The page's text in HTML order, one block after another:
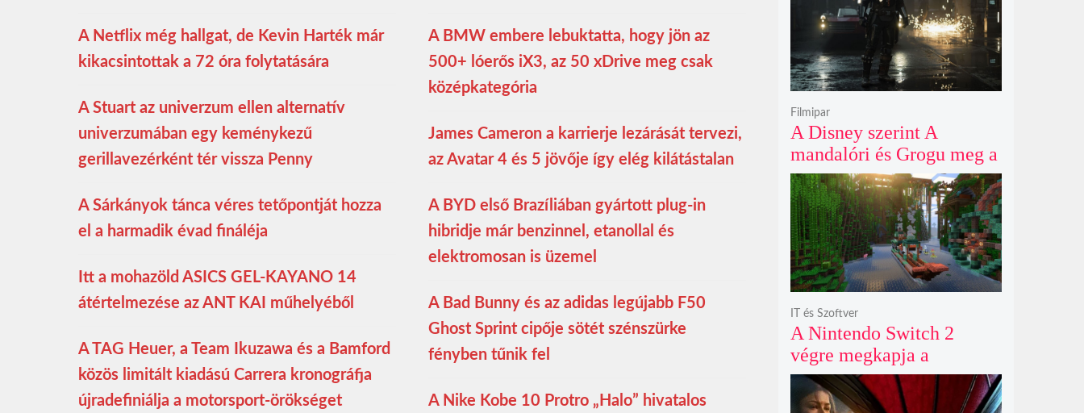
A Netflix még hallgat, de Kevin Harték már
kikacsintottak a 72 óra folytatására
A Stuart az univerzum ellen alternatív
univerzumában egy keménykezű
gerillavezérként tér vissza Penny
A Sárkányok tánca véres tetőpontját hozza
el a harmadik évad fináléja
Itt a mohazöld ASICS GEL-KAYANO 14
átértelmezése az ANT KAI műhelyéből
A TAG Heuer, a Team Ikuzawa és a Bamford
közös limitált kiadású Carrera kronográfja
újradefiniálja a motorsport-örökséget
A BMW embere lebuktatta, hogy jön az
500+ lóerős iX3, az 50 xDrive meg csak
középkategória
James Cameron a karrierje lezárását tervezi,
az Avatar 4 és 5 jövője így elég kilátástalan
A BYD első Brazíliában gyártott plug-in
hibridje már benzinnel, etanollal és
elektromosan is üzemel
A Bad Bunny és az adidas legújabb F50
Ghost Sprint cipője sötét szénszürke
fényben tűnik fel
A Nike Kobe 10 Protro „Halo” hivatalos
A Disney szerint A
mandalóri és Grogu meg a
Vaiana azért sikerek, mert
a mozipénztárnál
fontosabb a teljes
ökoszisztéma
teljesítménye
Filmipar
A Nintendo Switch 2
végre megkapja a
Minecraftot október 27-én
egy látványos kiadásban
IT és Szoftver